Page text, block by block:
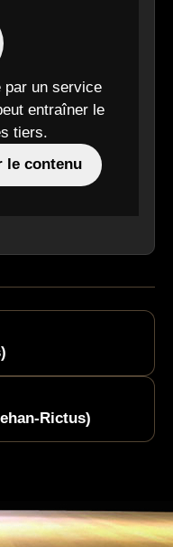
entraîner le
tiers.
contenu
par un service
entraîner le
tiers.
le contenu
Rictus)